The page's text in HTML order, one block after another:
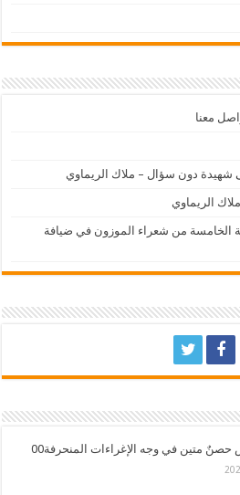
معنا
شهيدة دون سؤال – ملاك الريماوي
الريماوي
الخامسة من شعراء الموزون في ضيافة
حصنٌ متين في وجه الإغراءات المنحرفة00